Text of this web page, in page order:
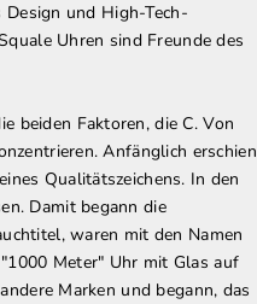
und High-Tech-
Uhren sind Freunde des
beiden Faktoren, die C. Von
Anfänglich erschien
Qualitätszeichens. In den
Damit begann die
waren mit den Namen
Meter" Uhr mit Glas auf
Marken und begann, das